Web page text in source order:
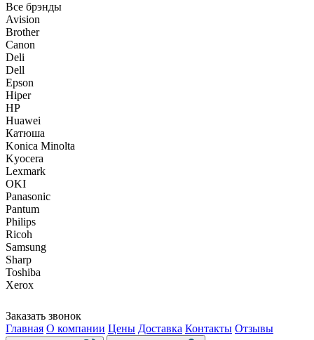
Все брэнды
Avision
Brother
Canon
Deli
Dell
Epson
Hiper
HP
Huawei
Катюша
Konica Minolta
Kyocera
Lexmark
OKI
Panasonic
Pantum
Philips
Ricoh
Samsung
Sharp
Toshiba
Xerox
Заказать звонок
Главная О компании Цены Доставка Контакты Отзывы